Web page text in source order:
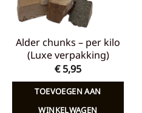
Alder chunks – per kilo
(Luxe verpakking)
€5,95
TOEVOEGEN AAN
WINKELWAGEN